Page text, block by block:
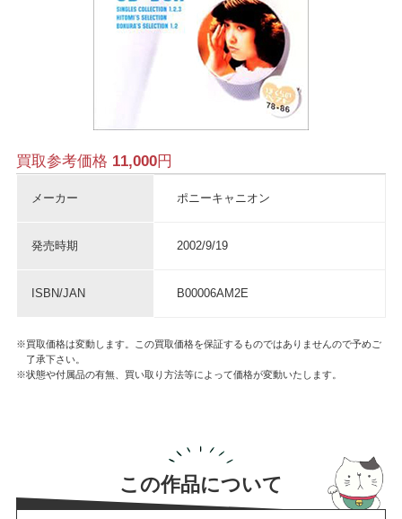
買取参考価格 11,000円
メーカー ポニーキャニオン
発売時期 2002/9/19
ISBN/JAN B00006AM2E
※買取価格は変動します。この買取価格を保証するものではありませんので予めご
了承下さい。
※状態や付属品の有無、買い取り方法等によって価格が変動いたします。
この作品について